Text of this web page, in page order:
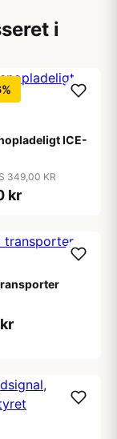
i
ICE-
349,00 KR
kr